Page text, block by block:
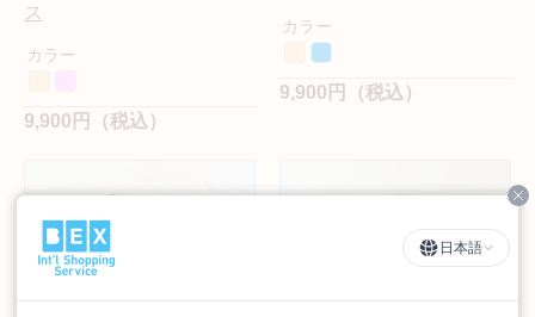
ス
カラー
9,900円（税込）
カラー
9,900円（税込）
日本語